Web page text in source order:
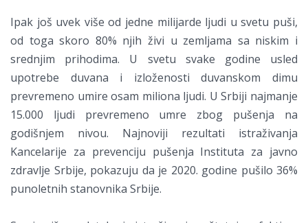
Ipak još uvek više od jedne milijarde ljudi u svetu puši,
od toga skoro 80% njih živi u zemljama sa niskim i
srednjim prihodima. U svetu svake godine usled
upotrebe duvana i izloženosti duvanskom dimu
prevremeno umire osam miliona ljudi. U Srbiji najmanje
15.000 ljudi prevremeno umre zbog pušenja na
godišnjem nivou. Najnoviji rezultati istraživanja
Kancelarije za prevenciju pušenja Instituta za javno
zdravlje Srbije, pokazuju da je 2020. godine pušilo 36%
punoletnih stanovnika Srbije.